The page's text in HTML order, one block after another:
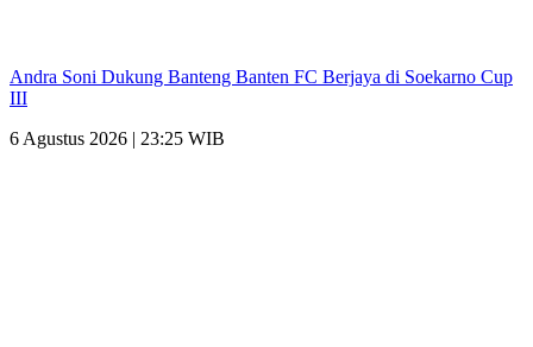
Andra Soni Dukung Banteng Banten FC Berjaya di Soekarno Cup
III
6 Agustus 2026 | 23:25 WIB